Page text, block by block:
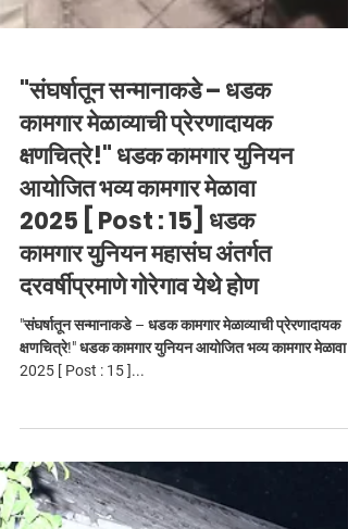
"संघर्षातून सन्मानाकडे – धडक
कामगार मेळाव्याची प्रेरणादायक
क्षणचित्रे!" धडक कामगार युनियन
कामगार युनियन महासंघ अंतर्गत
दरवर्षीप्रमाणे गोरेगाव येथे होण